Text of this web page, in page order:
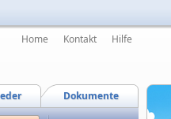
Home Kontakt Hilfe
Dokumente